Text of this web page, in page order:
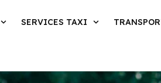
SERVICES TAXI